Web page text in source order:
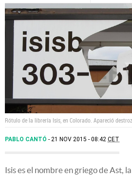
Rótulo de la librería Isis, en Colorado. Apareció
PABLO CANTÓ 21 NOV 2015 - 08:42 CET
Isis es el nombre en griego de Ast,